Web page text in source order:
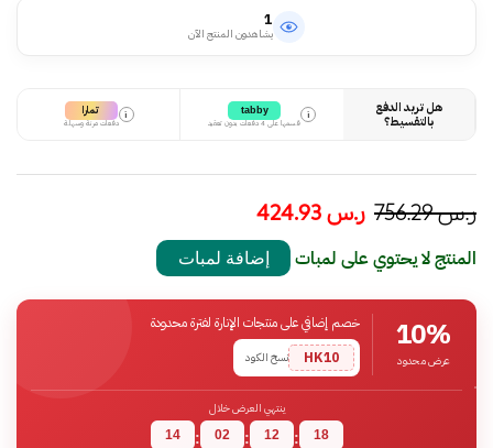
1
يشاهدون المنتج الآن
هل تريد الدفع
بالتقسيط؟
i
tabby
قسمها على 4 دفعات بدون تعقيد
i تمارا
دفعات مرنة وسهلة
ر.س756.29 ر.س
المنتج لا يحتوي على لمبات إضافة لمبات
10%
عرض محدود
خصم إضافي على منتجات الإنارة لفترة محدودة
HK10
نسخ الكود
ينتهي العرض خلال
14 : 02 : 12 : 17